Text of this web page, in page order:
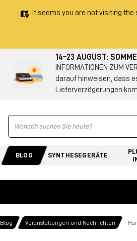
It seems you are not visiting
14–23 AUGUST:
INFORMATIONEN ZUM
darauf hinweisen, dass
Lieferverzögerungen
Ricerca
BLOG SYNTHESEGERÄTE
Blog Veranstaltungen und Nachrichten